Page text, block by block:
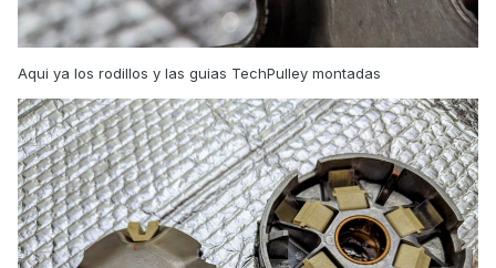
Aqui ya los rodillos y las guias TechPulley montadas